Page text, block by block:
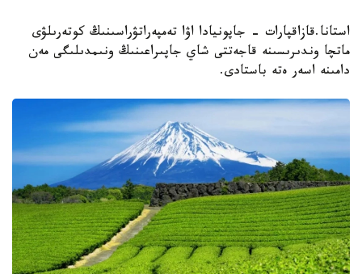
استانا.قازاقپارات - جاپونيادا اۋا تەمپەراتۋراسىنىڭ كوتەرىلۋى
ماتچا وندىرىسىنە قاجەتتى شاي جاپىراعىنىڭ ونىمدىلىگى مەن
دامىنە اسەر ەتە باستادى.